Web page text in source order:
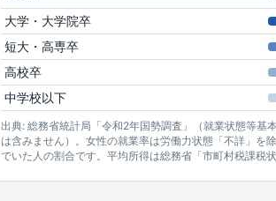
大学・大学院卒
短大・高専卒
高校卒
中学校以下
出典: 総務省統計局「令和2年国勢調査」（就業状態等基
は含みません）。女性の就業率は労働力状態「不詳」
でいた人の割合です。平均所得は総務省「市町村税課税